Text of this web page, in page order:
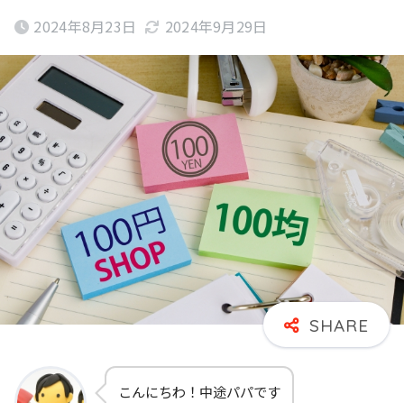
2024年8月23日 2024年9月29日
こんにちわ！中途パパです